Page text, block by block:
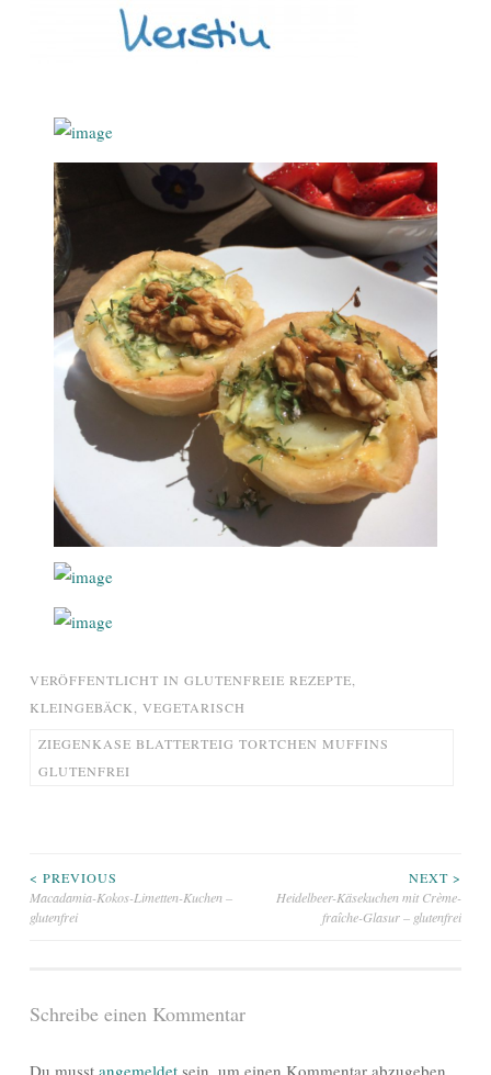
VERÖFFENTLICHT IN GLUTENFREIE REZEPTE
KLEINGEBÄCK
VEGETARISCH
ZIEGENKASE BLATTERTEIG TORTCHEN MUFFINS
GLUTENFREI
Beitragsnavigation
< PREVIOUS
Macadamia-Kokos-Limetten-Kuchen –
glutenfrei
NEXT >
Heidelbeer-Käsekuchen mit Crème-
fraîche-Glasur – glutenfrei
Schreibe einen Kommentar